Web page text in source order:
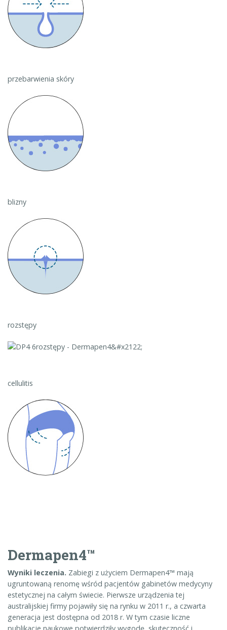
przebarwienia skóry
blizny
rozstępy
cellulitis
Dermapen4™
Wyniki leczenia. Zabiegi z użyciem Dermapen4™ mają
ugruntowaną renomę wśród pacjentów gabinetów medycyny
estetycznej na całym świecie. Pierwsze urządzenia tej
australijskiej firmy pojawiły się na rynku w 2011 r., a czwarta
generacja jest dostępna od 2018 r. W tym czasie liczne